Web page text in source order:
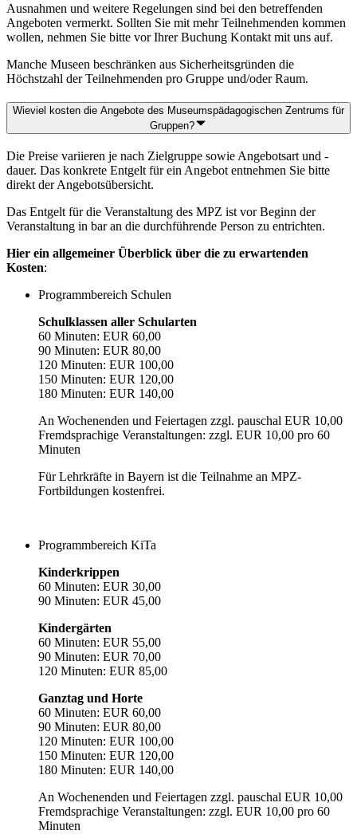
Ausnahmen und weitere Regelungen sind bei den betreffenden
Angeboten vermerkt. Sollten Sie mit mehr Teilnehmenden kommen
wollen, nehmen Sie bitte vor Ihrer Buchung Kontakt mit uns auf.
Manche Museen beschränken aus Sicherheitsgründen die
Höchstzahl der Teilnehmenden pro Gruppe und/oder Raum.
Wieviel kosten die Angebote des Museumspädagogischen Zentrums für
Gruppen?
Die Preise variieren je nach Zielgruppe sowie Angebotsart und -
dauer. Das konkrete Entgelt für ein Angebot entnehmen Sie bitte
direkt der Angebotsübersicht.
Das Entgelt für die Veranstaltung des MPZ ist vor Beginn der
Veranstaltung in bar an die durchführende Person zu entrichten.
Hier ein allgemeiner Überblick über die zu erwartenden
Kosten:
Programmbereich Schulen
Schulklassen aller Schularten
60 Minuten: EUR 60,00
90 Minuten: EUR 80,00
120 Minuten: EUR 100,00
150 Minuten: EUR 120,00
180 Minuten: EUR 140,00
An Wochenenden und Feiertagen zzgl. pauschal EUR 10,00
Fremdsprachige Veranstaltungen: zzgl. EUR 10,00 pro 60
Minuten
Für Lehrkräfte in Bayern ist die Teilnahme an MPZ-
Fortbildungen kostenfrei.
Programmbereich KiTa
Kinderkrippen
60 Minuten: EUR 30,00
90 Minuten: EUR 45,00
Kindergärten
60 Minuten: EUR 55,00
90 Minuten: EUR 70,00
120 Minuten: EUR 85,00
Ganztag und Horte
60 Minuten: EUR 60,00
90 Minuten: EUR 80,00
120 Minuten: EUR 100,00
150 Minuten: EUR 120,00
180 Minuten: EUR 140,00
An Wochenenden und Feiertagen zzgl. pauschal EUR 10,00
Fremdsprachige Veranstaltungen: zzgl. EUR 10,00 pro 60
Minuten